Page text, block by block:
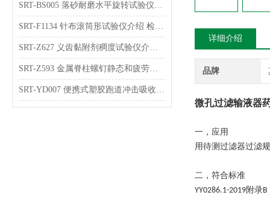
SRT-BS005 落砂耐磨水平旋转试验仪介绍 检测稳定
SRT-F1134 针布滚筒形试验仪介绍 检测数据稳定
SRT-Z627 义齿黏附剂稠度试验仪介绍 符合检测标准
SRT-Z593 金属脊柱螺钉静态和疲劳弯曲强度试验仪介绍 参数稳定
SRT-YD007 便携式塑胶跑道冲击吸收及垂直变形试验仪介绍 操作简单
详细介绍
品牌
微孔过滤输液器
一，应用
用待测过滤器过滤
二，符合标准
YY0286.1-2019附录B